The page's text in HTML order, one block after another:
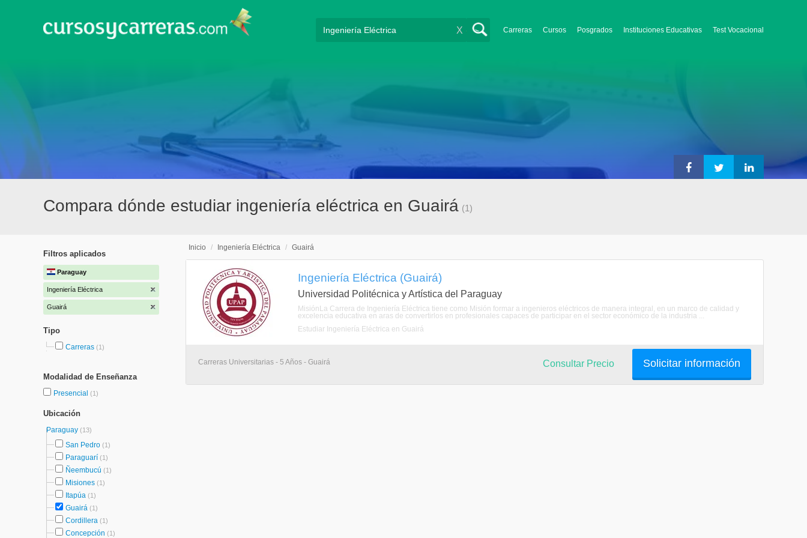
Carreras Cursos Posgrados Instituciones Educativas Test Vocacional
X
Compara dónde estudiar ingeniería eléctrica en Guairá (1)
Filtros aplicados
Paraguay
Ingeniería Eléctrica
Guairá
Tipo
Carreras (1)
Modalidad de Enseñanza
Presencial (1)
Ubicación
Paraguay (13)
San Pedro (1)
Paraguarí (1)
Ñeembucú (1)
Misiones (1)
Itapúa (1)
Guairá (1)
Cordillera (1)
Concepción (1)
Inicio / Ingeniería Eléctrica / Guairá
Ingeniería Eléctrica (Guairá)
Universidad Politécnica y Artística del Paraguay
MisiónLa Carrera de Ingeniería Eléctrica tiene como Misión formar a ingenieros eléctricos de manera integral, en un marco de calidad y
excelencia educativa en aras de convertirlos en profesionales capaces de participar en el sector económico de la industria ...
Estudiar Ingeniería Eléctrica en Guairá
Carreras Universitarias - 5 Años - Guairá Solicitar información
Consultar Precio